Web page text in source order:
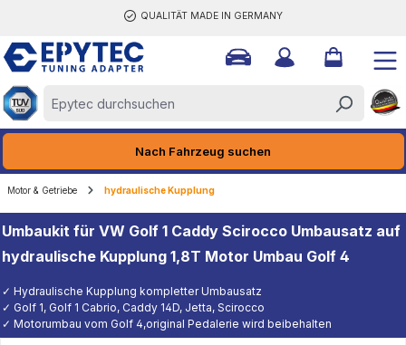
QUALITÄT MADE IN GERMANY
Nach Fahrzeug suchen
Motor & Getriebe hydraulische Kupplung
Umbaukit für VW Golf 1 Caddy Scirocco Umbausatz auf
hydraulische Kupplung 1,8T Motor Umbau Golf 4
✓ Hydraulische Kupplung kompletter Umbausatz
✓ Golf 1, Golf 1 Cabrio, Caddy 14D, Jetta, Scirocco
✓ Motorumbau vom Golf 4,original Pedalerie wird beibehalten